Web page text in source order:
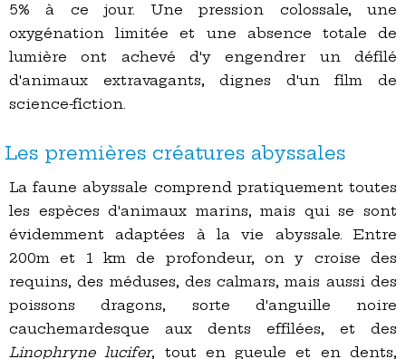
5% à ce jour. Une pression colossale, une
oxygénation limitée et une absence totale de
lumière ont achevé d'y engendrer un défilé
d'animaux extravagants, dignes d'un film de
science-fiction.
Les premières créatures abyssales
La faune abyssale comprend pratiquement toutes
les espèces d'animaux marins, mais qui se sont
évidemment adaptées à la vie abyssale. Entre
200m et 1 km de profondeur, on y croise des
requins, des méduses, des calmars, mais aussi des
poissons dragons, sorte d'anguille noire
cauchemardesque aux dents effilées, et des
Linophryne lucifer, tout en gueule et en dents,